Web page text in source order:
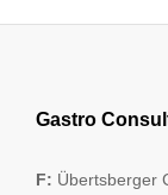
Gastro
F: Übertsberger